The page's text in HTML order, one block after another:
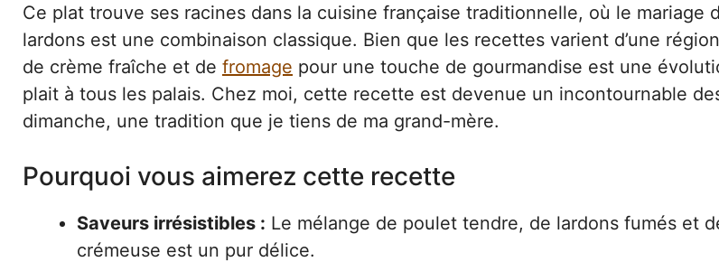
Ce plat trouve ses racines dans la cuisine française traditionnelle, où le mariage
lardons est une combinaison classique. Bien que les recettes varient d’une région
de crème fraîche et de fromage pour une touche de gourmandise est une
plait à tous les palais. Chez moi, cette recette est devenue un incontournable
dimanche, une tradition que je tiens de ma grand-mère.
Pourquoi vous aimerez cette recette
Saveurs irrésistibles : Le mélange de poulet tendre, de lardons fumés et
crémeuse est un pur délice.